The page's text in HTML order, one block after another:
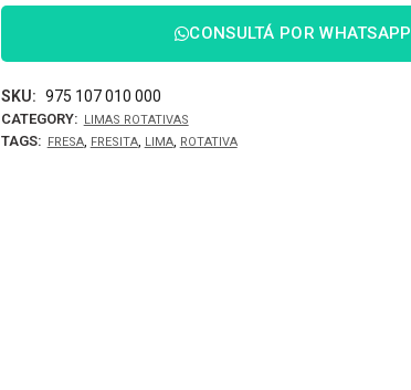
CONSULTÁ POR WHATSAPP
SKU: 975 107 010 000
CATEGORY: LIMAS ROTATIVAS
TAGS: FRESA, FRESITA, LIMA, ROTATIVA